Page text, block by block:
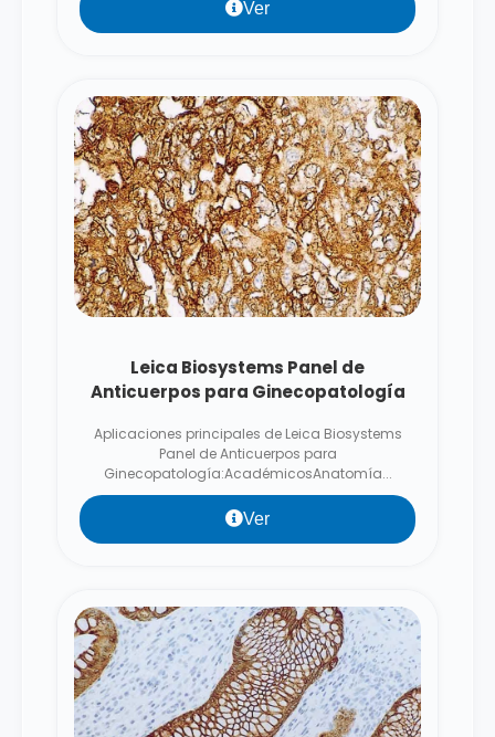
Ver
Leica Biosystems Panel de
Anticuerpos para Ginecopatología
Aplicaciones principales de Leica Biosystems
Panel de Anticuerpos para
Ginecopatología:AcadémicosAnatomía...
Ver